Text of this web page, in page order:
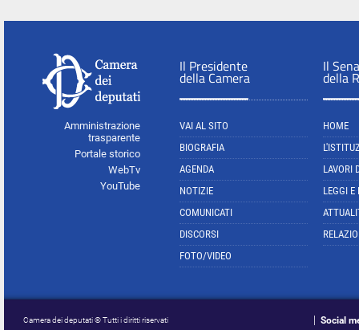
Amministrazione
trasparente
Portale storico
WebTv
YouTube
Il Presidente
della Camera
VAI AL SITO
BIOGRAFIA
AGENDA
NOTIZIE
COMUNICATI
DISCORSI
FOTO/VIDEO
Il
della
HOME
LAVORI
LEGGI E
Camera dei deputati © Tutti i diritti riservati Social